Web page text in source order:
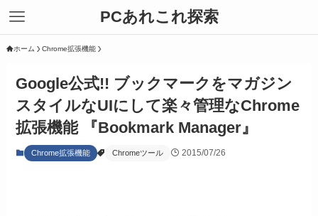
PCあれこれ探索
ホーム Chrome拡張機能
Google公式!! ブックマークをマガジン
スタイルなUIにして楽々管理なChrome
拡張機能 『Bookmark Manager』
Chrome拡張機能 Chromeツール 2015/07/26